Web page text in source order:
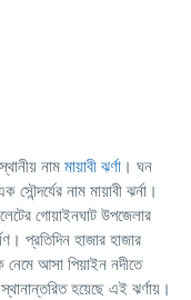
স্থানীয় নামমায়াবী ঝর্ণা । ঘন
নাম মায়াবী ঝর্না।
গোয়াইনঘাট উপজেলার
প্রতিদিন হাজার হাজার
নেমে আসা পিয়াইন নদীতে
হয়েছে এই ঝর্ণায়।